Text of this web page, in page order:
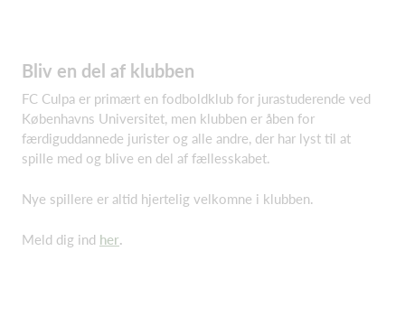
Bliv en del af klubben
FC Culpa er primært en fodboldklub for jurastuderende ved
Københavns Universitet, men klubben er åben for
færdiguddannede jurister og alle andre, der har lyst til at
spille med og blive en del af fællesskabet.
Nye spillere er altid hjertelig velkomne i klubben.
Meld dig ind her